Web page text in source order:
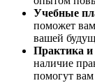
Учебные
поможет
вашей
Практика
наличие
помогут